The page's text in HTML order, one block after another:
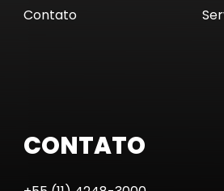
Contato
CONTATO